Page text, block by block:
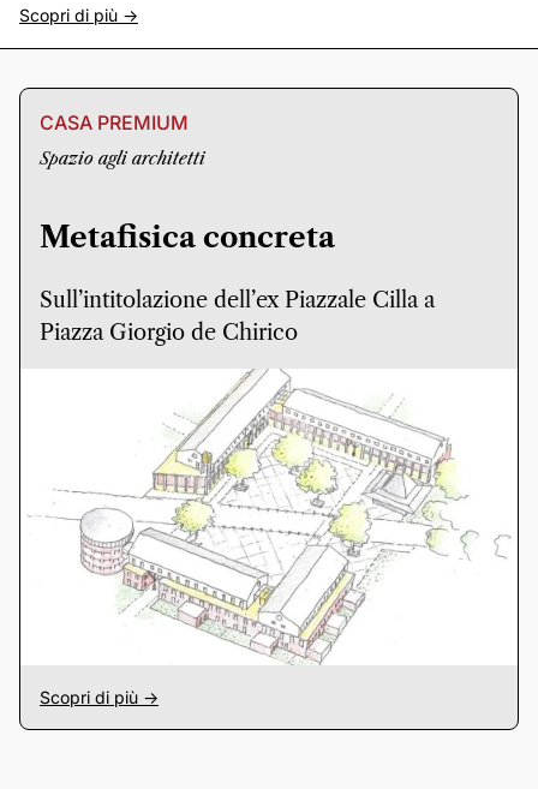
Scopri di più ->
CASA PREMIUM
Spazio agli architetti
Metafisica concreta
Sull’intitolazione dell’ex Piazzale Cilla a
Piazza Giorgio de Chirico
Scopri di più ->